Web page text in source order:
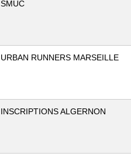
SMUC
URBAN RUNNERS MARSEILLE
INSCRIPTIONS ALGERNON